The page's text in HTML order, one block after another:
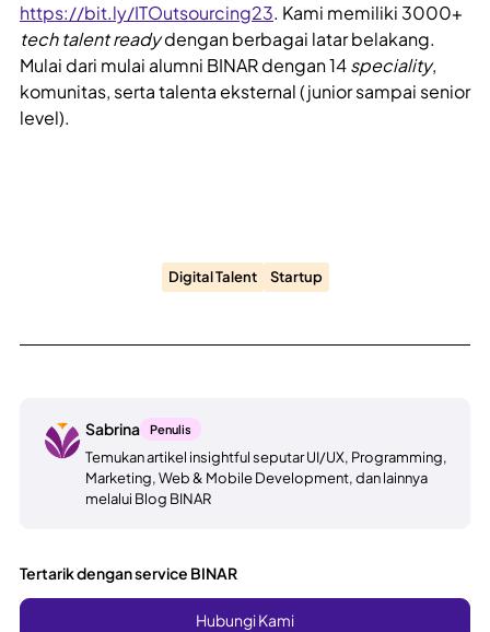
https://bit.ly/ITOutsourcing23. Kami memiliki 3000+
tech talent readydengan berbagai latar belakang.
Mulai dari mulai alumni BINAR dengan 14speciality,
komunitas, serta talenta eksternal (junior sampai senior
level).
Digital Talent Startup
Sabrina Penulis
Temukan artikel insightful seputar UI/UX, Programming,
Marketing, Web & Mobile Development, dan lainnya
melalui Blog BINAR
Tertarik dengan service BINAR
Hubungi Kami